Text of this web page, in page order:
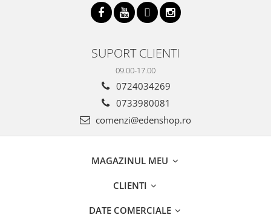
SUPORT CLIENTI
09.00-17.00
0724034269
0733980081
comenzi@edenshop.ro
MAGAZINUL MEU
CLIENTI
DATE COMERCIALE